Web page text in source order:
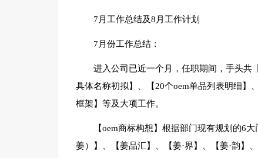
7月工作总结及8月工作计划
7月份工作总结：
进入公司已近一个月，任职期间，手头共
具体名称初拟】、【20个oem单品列表明细】
框架】等及大项工作。
【oem商标构想】根据部门现有规划的6
姜）】、【姜品汇】、【姜·界】、【姜·韵】